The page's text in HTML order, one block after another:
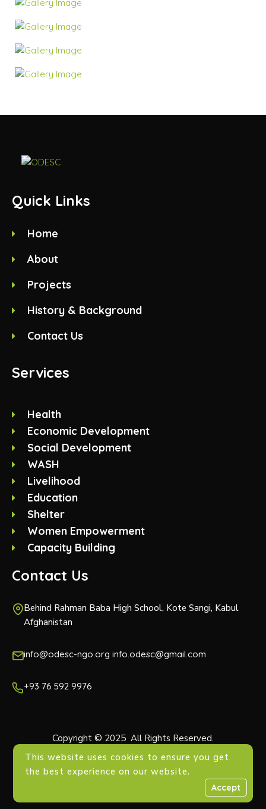
This website uses cookies to ensure you get
the best experience on our website.
Accept
Quick Links
Home
About
Projects
History & Background
Contact Us
Services
Health
Economic Development
Social Development
WASH
Livelihood
Education
Shelter
Women Empowerment
Capacity Building
Contact Us
Behind Rahman Baba High School, Kote Sangi, Kabul
Afghanistan
info@odesc-ngo.org info.odesc@gmail.com
+93 76 592 9976
Copyright © 2025 All Rights Reserved.